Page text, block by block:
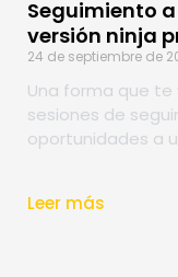
Seguimiento
versión ninja
24 de septiembre de
Una forma que
sesiones de
oportunidades a
Leer más